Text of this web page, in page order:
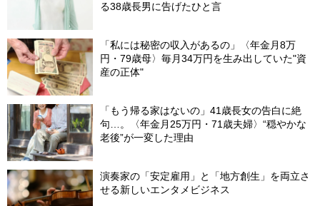
る38歳長男に告げたひと言
「私には秘密の収入があるの」〈年金月8万
円・79歳母〉毎月34万円を生み出していた"資
産の正体"
「もう帰る家はないの」41歳長女の告白に絶
句…。〈年金月25万円・71歳夫婦〉“穏やかな
老後”が一変した理由
演奏家の「安定雇用」と「地方創生」を両立さ
せる新しいエンタメビジネス